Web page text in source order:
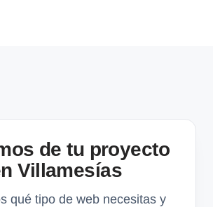
de tu proyecto
Villamesías
qué tipo de web necesitas y